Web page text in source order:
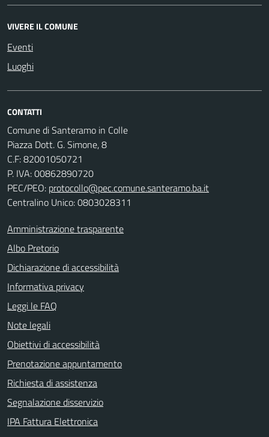
VIVERE IL COMUNE
Eventi
Luoghi
CONTATTI
Comune di Santeramo in Colle
Piazza Dott. G. Simone, 8
C.F:82001050721
P. IVA:00862890720
PEC/PEO: protocollo@pec.comune.santeramo.ba.it
Centralino Unico: 0803028311
Amministrazione trasparente
Albo Pretorio
Dichiarazione di accessibilità
Informativa privacy
Leggi le FAQ
Note legali
Obiettivi di accessibilità
Prenotazione appuntamento
Richiesta di assistenza
Segnalazione disservizio
IPA Fattura Elettronica